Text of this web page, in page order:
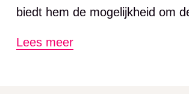
biedt hem de mogelijkheid om
onderzoeken.
Lees meer